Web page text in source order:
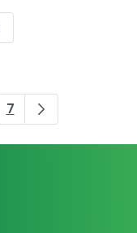
oldalak
Oldal
7